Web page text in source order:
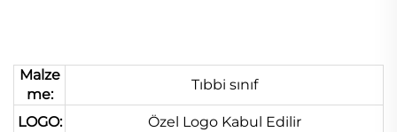
Malze
me:
Tıbbi sınıf
LOGO: Özel Logo Kabul Edilir